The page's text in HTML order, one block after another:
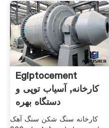
Egiptocement
کارخانه, آسیاب توپی و
دستگاه بهره
کارخانه سنگ شکن سنگ آهک